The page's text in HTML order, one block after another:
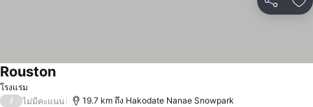
แชร์ เ
โรงแรม
Roustonดูราคา
/ ไม่มีคะแนน 19.7 km ถึง Hakodate Nanae Snowpark